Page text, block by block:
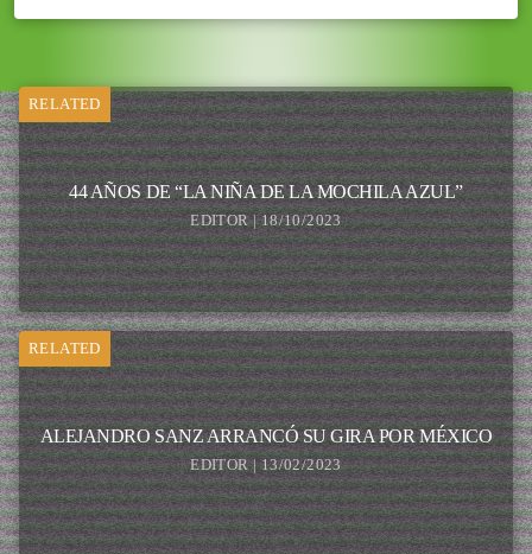
RELATED
44 AÑOS DE “LA NIÑA DE LA MOCHILA AZUL”
EDITOR | 18/10/2023
RELATED
ALEJANDRO SANZ ARRANCÓ SU GIRA POR MÉXICO
EDITOR | 13/02/2023